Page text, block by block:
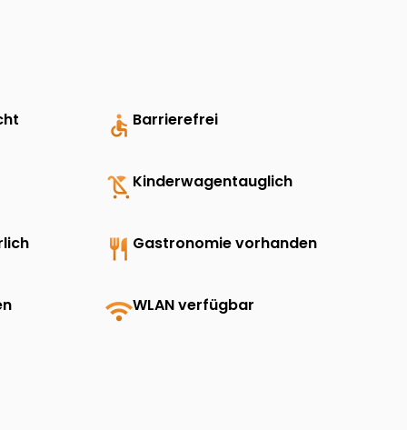
accessible Barrierefrei
child_friendly Kinderwagentauglich
restaurant Gastronomie vorhanden
wifiWLAN verfügbar